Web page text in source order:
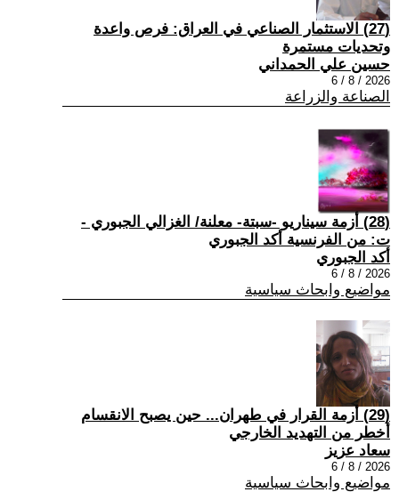
(27) الاستثمار الصناعي في العراق: فرص واعدة
وتحديات مستمرة
حسين علي الحمداني
2026 / 8 / 6
الصناعة والزراعة
(28) أزمة سيناريو -سبتة- معلنة/ الغزالي الجبوري -
ت: من الفرنسية أكد الجبوري
أكد الجبوري
2026 / 8 / 6
مواضيع وابحاث سياسية
(29) أزمة القرار في طهران... حين يصبح الانقسام
أخطر من التهديد الخارجي
سعاد عزيز
2026 / 8 / 6
مواضيع وابحاث سياسية